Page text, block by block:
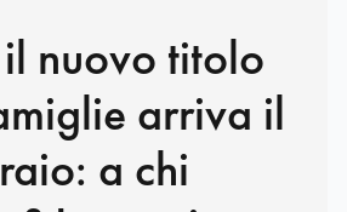
il nuovo titolo
arriva il
a chi